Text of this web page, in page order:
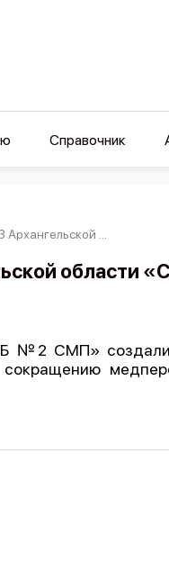
Справочник
...
области
№2 СМП»